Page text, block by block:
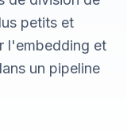
petits et
l'embedding et
un pipeline